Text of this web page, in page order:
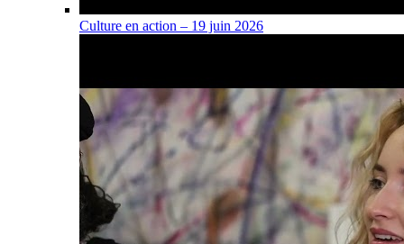
Culture en action – 19 juin 2026